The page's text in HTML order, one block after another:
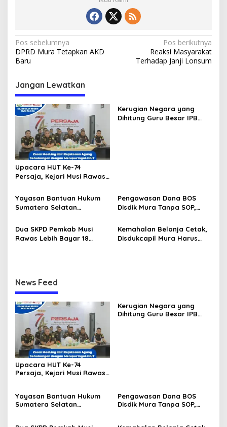
N
a
i
g
a
i
p
o
Pos sebelumnya
DPRD Mura Tetapkan AKD
Baru
Pos berikutnya
Reaksi Masyarakat
Terhadap Janji Lonsum
Jangan Lewatkan
Upacara HUT Ke-74
Persaja, Kejari Musi Rawas
Wujudkan Asta Cita
Penegakan Hukum
Kerugian Negara yang
Dihitung Guru Besar IPB
Yayasan Bantuan Hukum
Sumatera Selatan
Siap Dibentuk, Ketuanya
Bahet Edi Kuswoyo
Pengawasan Dana BOS
Disdik Mura Tanpa SOP,
Hingga Rp8,2 Miliar
Dua SKPD Pemkab Musi
Rawas Lebih Bayar 18
Kemahalan Belanja Cetak,
Disdukcapil Mura Harus
News Feed
Upacara HUT Ke-74
Persaja, Kejari Musi Rawas
Penegakan Hukum
Kerugian Negara yang
Dihitung Guru Besar IPB
Yayasan Bantuan Hukum
Sumatera Selatan
Pengawasan Dana BOS
Disdik Mura Tanpa SOP,